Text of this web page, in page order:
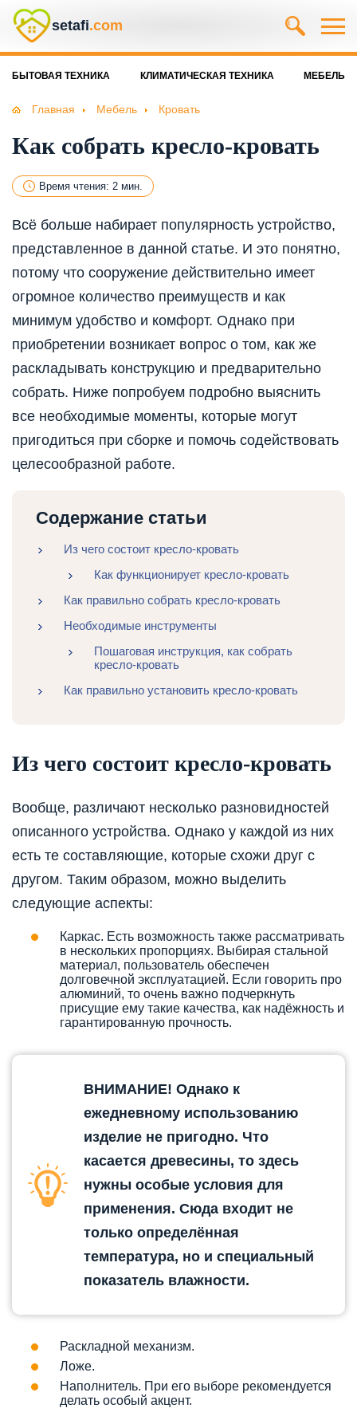
setafi.com
БЫТОВАЯ ТЕХНИКА КЛИМАТИЧЕСКАЯ ТЕХНИКА МЕБЕЛЬ
Главная Мебель Кровать
Как собрать кресло-кровать
Время чтения: 2 мин.
Всё больше набирает популярность устройство,
представленное в данной статье. И это понятно,
потому что сооружение действительно имеет
огромное количество преимуществ и как
минимум удобство и комфорт. Однако при
приобретении возникает вопрос о том, как же
раскладывать конструкцию и предварительно
собрать. Ниже попробуем подробно выяснить
все необходимые моменты, которые могут
пригодиться при сборке и помочь содействовать
целесообразной работе.
Содержание статьи
Из чего состоит кресло-кровать
Как функционирует кресло-кровать
Как правильно собрать кресло-кровать
Необходимые инструменты
Пошаговая инструкция, как собрать
кресло-кровать
Как правильно установить кресло-кровать
Из чего состоит кресло-кровать
Вообще, различают несколько разновидностей
описанного устройства. Однако у каждой из них
есть те составляющие, которые схожи друг с
другом. Таким образом, можно выделить
следующие аспекты:
Каркас. Есть возможность также рассматривать
в нескольких пропорциях. Выбирая стальной
материал, пользователь обеспечен
долговечной эксплуатацией. Если говорить про
алюминий, то очень важно подчеркнуть
присущие ему такие качества, как надёжность и
гарантированную прочность.
ВНИМАНИЕ! Однако к
ежедневному использованию
изделие не пригодно. Что
касается древесины, то здесь
нужны особые условия для
применения. Сюда входит не
только определённая
температура, но и специальный
показатель влажности.
Раскладной механизм.
Ложе.
Наполнитель. При его выборе рекомендуется
делать особый акцент.